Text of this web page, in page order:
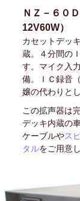
ＮＺ－６０
12V60W）
カセットデッ
蔵。４分間の
す。マイク入
備。ＩＣ録音
嬢の代わりと
この拡声器は
デッキ内蔵の
ケーブルやス
タルをご用意